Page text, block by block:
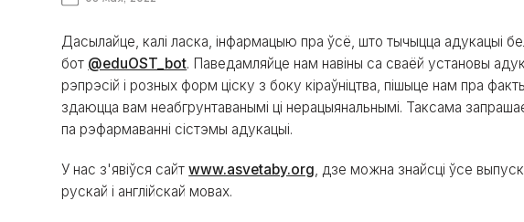
Дасылайце, калі ласка, інфармацыю пра ўсё, што тычыцца адукацыі
бот @eduOST_bot. Паведамляйце нам навіны са сваёй установы
рэпрэсій і розных форм ціску з боку кіраўніцтва, пішыце нам пра
здаюцца вам неабгрунтаванымі ці нерацыянальнымі. Таксама
па рэфармаванні сістэмы адукацыі.
У нас з'явіўся сайтwww.asvetaby.org, дзе можна знайсці ўсе
рускай і англійскай мовах.